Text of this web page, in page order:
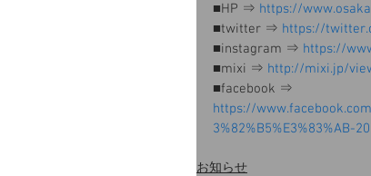
■HP ⇒ https://
■twitter ⇒ https://
■instagram ⇒ https://
■mixi ⇒ http://mixi.jp/
■facebook ⇒
https://
3%82%B5%E3%83%AB-
お知らせ